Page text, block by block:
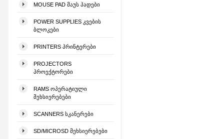
MOUSE PAD ᲛᲐᲣᲡ ᲞᲐᲓᲔᲑᲘ
POWER SUPPLIES ᲙᲕᲔᲑᲘᲡ
ᲑᲚᲝᲙᲔᲑᲘ
PRINTERS ᲞᲠᲘᲜᲢᲔᲠᲔᲑᲘ
PROJECTORS
ᲞᲠᲝᲔᲥᲢᲝᲠᲔᲑᲘ
RAMS ᲝᲞᲔᲠᲐᲢᲘᲣᲚᲘ
ᲛᲔᲮᲡᲘᲔᲠᲔᲑᲔᲑᲘ
SCANNERS ᲡᲙᲐᲜᲔᲠᲔᲑᲘ
SD/MICROSD ᲛᲔᲮᲡᲘᲔᲠᲔᲑᲔᲑᲘ